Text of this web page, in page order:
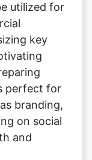
utilized for
key
perfect for
branding,
on social
and